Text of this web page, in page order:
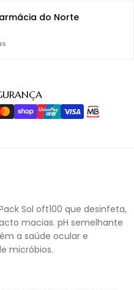
do Norte
Sol oft100 que desinfeta,
macias. pH semelhante
a saúde ocular e
micróbios.